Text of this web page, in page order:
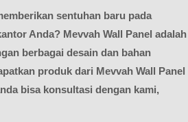
sentuhan baru pada
Anda? Mevvah Wall Panel adalah
berbagai desain dan bahan
produk dari Mevvah Wall Panel
bisa konsultasi dengan kami,